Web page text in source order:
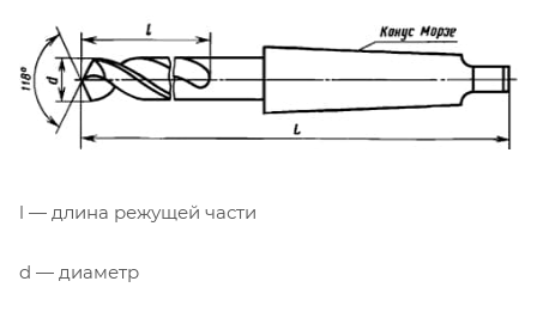
l — длина режущей части
d — диаметр